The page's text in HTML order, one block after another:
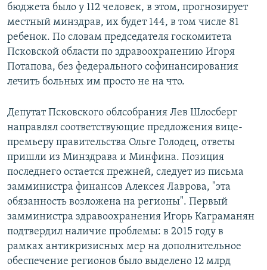
бюджета было у 112 человек, в этом, прогнозирует
местный минздрав, их будет 144, в том числе 81
ребенок. По словам председателя госкомитета
Псковской области по здравоохранению Игоря
Потапова, без федерального софинансирования
лечить больных им просто не на что.
Депутат Псковского облсобрания Лев Шлосберг
направлял соответствующие предложения вице-
премьеру правительства Ольге Голодец, ответы
пришли из Минздрава и Минфина. Позиция
последнего остается прежней, следует из письма
замминистра финансов Алексея Лаврова, "эта
обязанность возложена на регионы". Первый
замминистра здравоохранения Игорь Каграманян
подтвердил наличие проблемы: в 2015 году в
рамках антикризисных мер на дополнительное
обеспечение регионов было выделено 12 млрд